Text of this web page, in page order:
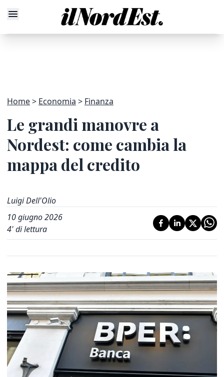
Home Economia Finanza
Le grandi manovre a
Nordest: come cambia la
mappa del credito
Luigi Dell'Olio
10 giugno 2026
4' di lettura